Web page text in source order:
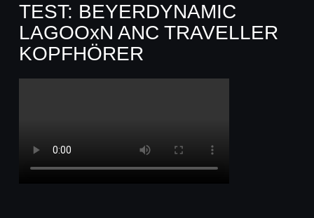
TEST: BEYERDYNAMIC
LAGOOxN ANC TRAVELLER
KOPFHÖRER